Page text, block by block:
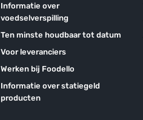
Informatie over
voedselverspilling
Ten minste houdbaar tot datum
Voor leveranciers
Werken bij Foodello
Informatie over statiegeld
producten